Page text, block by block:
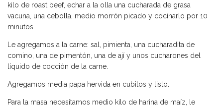
kilo de roast beef, echar a la olla una cucharada de grasa
vacuna, una cebolla, medio morrón picado y cocinarlo por 10
minutos.
Le agregamos a la carne: sal, pimienta, una cucharadita de
comino, una de pimentón, una de ají y unos cucharones del
líquido de cocción de la carne.
Agregamos media papa hervida en cubitos y listo.
Para la masa necesitamos medio kilo de harina de maíz, le